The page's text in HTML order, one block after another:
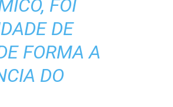
FOI
DE
FORMA A
DO